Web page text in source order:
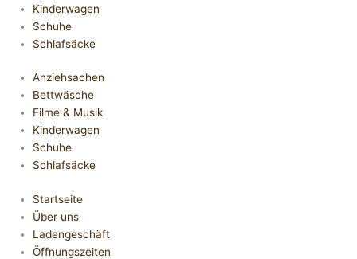
Kinderwagen
Schuhe
Schlafsäcke
Anziehsachen
Bettwäsche
Filme & Musik
Kinderwagen
Schuhe
Schlafsäcke
Startseite
Über uns
Ladengeschäft
Öffnungszeiten